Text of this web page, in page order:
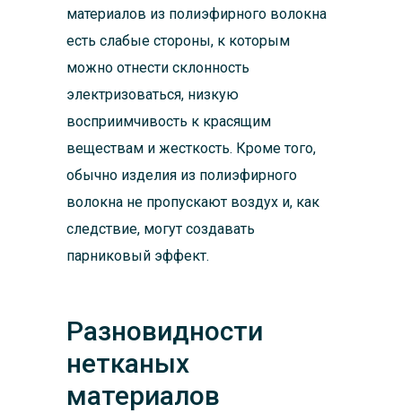
материалов из полиэфирного волокна
есть слабые стороны, к которым
можно отнести склонность
электризоваться, низкую
восприимчивость к красящим
веществам и жесткость. Кроме того,
обычно изделия из полиэфирного
волокна не пропускают воздух и, как
следствие, могут создавать
парниковый эффект.
Разновидности
нетканых
материалов